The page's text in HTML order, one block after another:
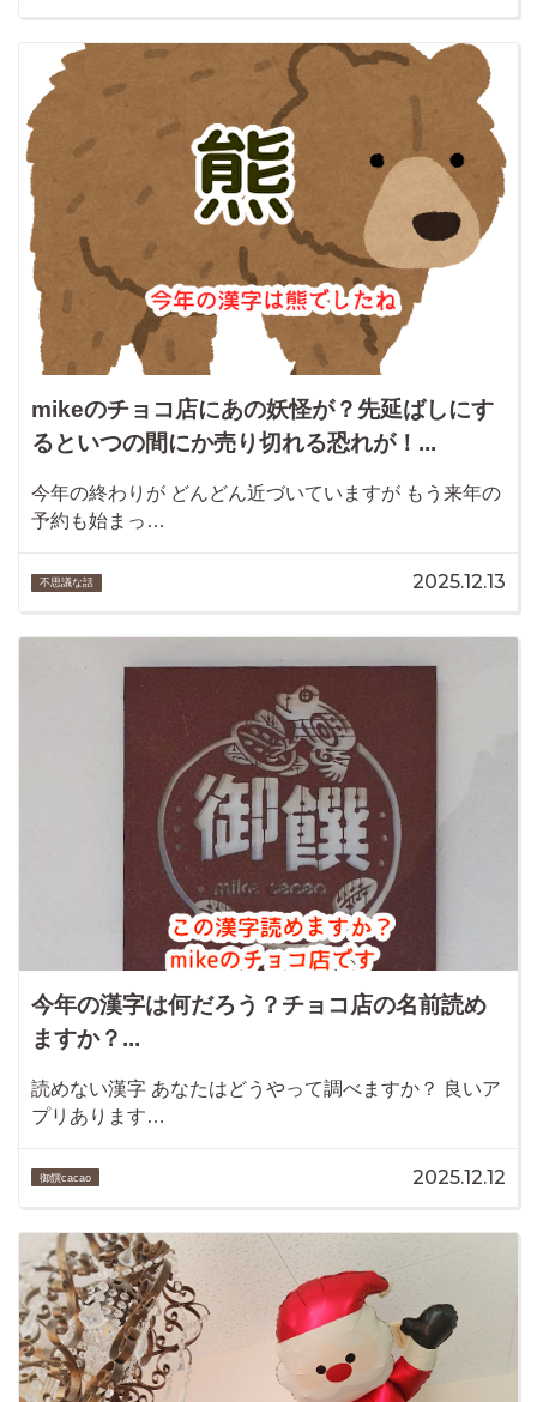
mikeのチョコ店にあの妖怪が？先延ばしにす
るといつの間にか売り切れる恐れが！...
今年の終わりが どんどん近づいていますが もう来年の
予約も始まっ…
不思議な話 2025.12.13
今年の漢字は何だろう？チョコ店の名前読め
ますか？...
読めない漢字 あなたはどうやって調べますか？ 良いア
プリあります…
御饌cacao 2025.12.12